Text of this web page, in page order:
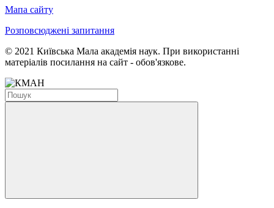
Мапа сайту
Розповсюджені запитання
© 2021 Київська Мала академія наук. При використанні
матеріалів посилання на сайт - обов'язкове.